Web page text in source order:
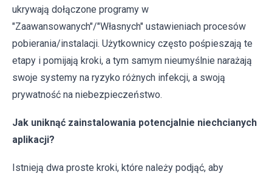
ukrywają dołączone programy w
"Zaawansowanych"/"Własnych" ustawieniach procesów
pobierania/instalacji. Użytkownicy często pośpieszają te
etapy i pomijają kroki, a tym samym nieumyślnie narażają
swoje systemy na ryzyko różnych infekcji, a swoją
prywatność na niebezpieczeństwo.
Jak uniknąć zainstalowania potencjalnie niechcianych
aplikacji?
Istnieją dwa proste kroki, które należy podjąć, aby